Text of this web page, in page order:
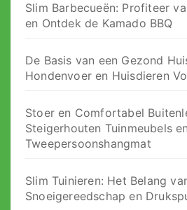
Slim Barbecueën: Profiteer
en Ontdek de Kamado BBQ
De Basis van een Gezond
Hondenvoer en Huisdieren
Stoer en Comfortabel
Steigerhouten Tuinmeubels
Tweepersoonshangmat
Slim Tuinieren: Het Belang
Snoeigereedschap en